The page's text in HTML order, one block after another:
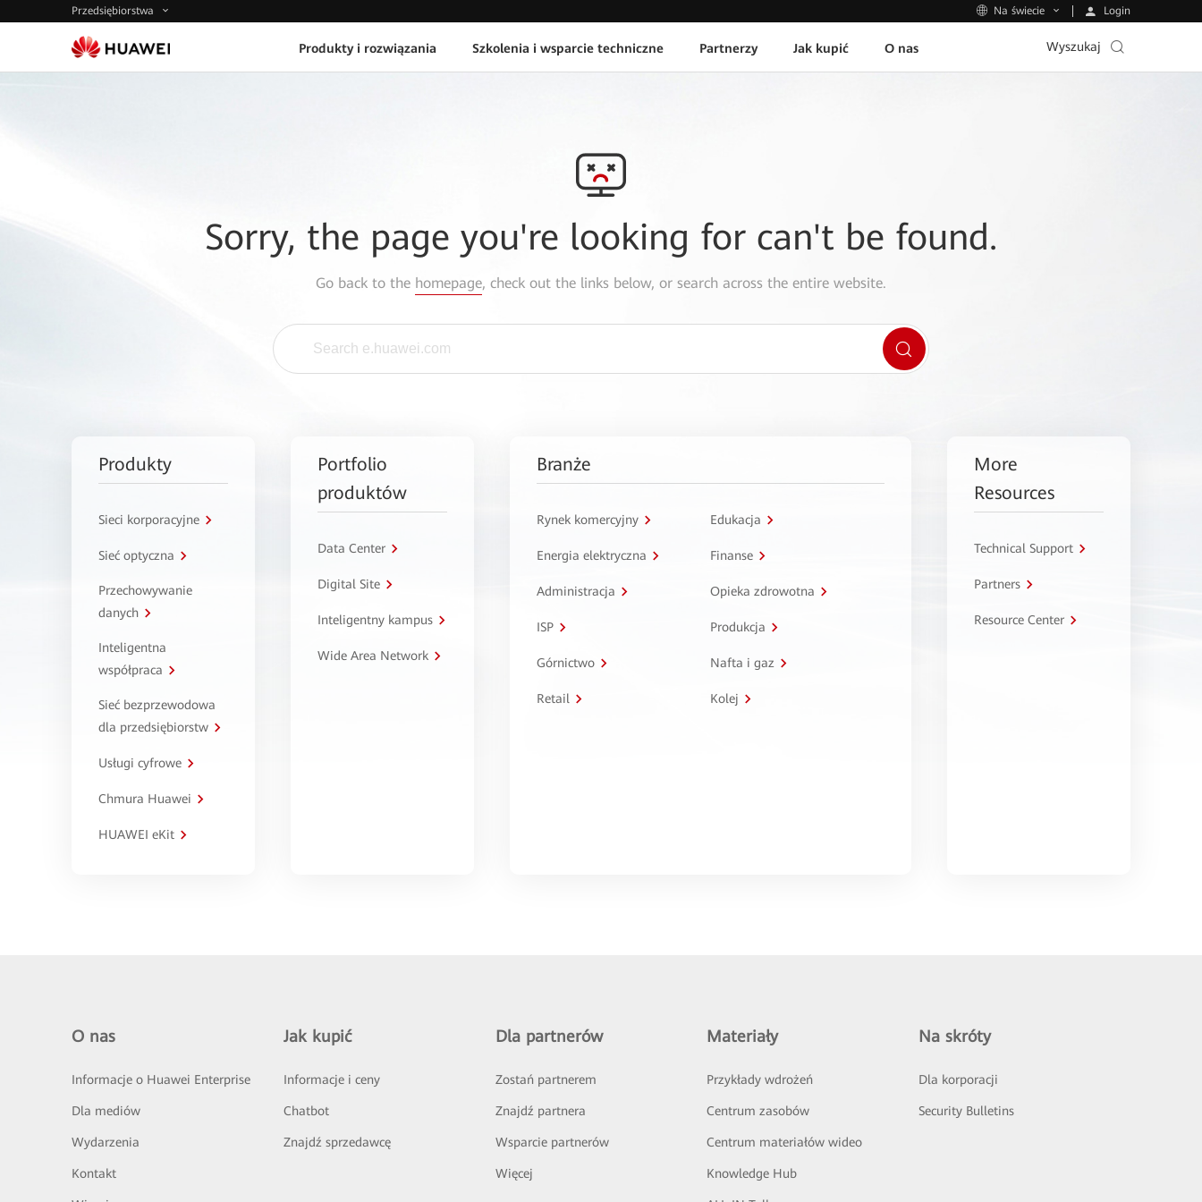
Przedsiębiorstwa Na świecie Login
Produkty i rozwiązania Szkolenia i wsparcie techniczne Partnerzy Jak kupić O nas Wyszukaj
Sorry, the page you're looking for can't be found.
Go back to the homepage, check out the links below, or search across the entire website.
Produkty
Sieci korporacyjne
Sieć optyczna
Przechowywanie
danych
Inteligentna
współpraca
Sieć bezprzewodowa
dla przedsiębiorstw
Usługi cyfrowe
Chmura Huawei
HUAWEI eKit
Portfolio
produktów
Data Center
Digital Site
Inteligentny kampus
Wide Area Network
Branże
Rynek komercyjny Edukacja
Energia elektryczna Finanse
Administracja Opieka zdrowotna
ISP Produkcja
Górnictwo Nafta i gaz
Retail Kolej
More
Resources
Technical Support
Partners
Resource Center
O nas
Informacje o Huawei Enterprise
Dla mediów
Wydarzenia
Kontakt
Jak kupić
Informacje i ceny
Chatbot
Znajdź sprzedawcę
Dla partnerów
Zostań partnerem
Znajdź partnera
Wsparcie partnerów
Więcej
Materiały
Przykłady wdrożeń
Centrum zasobów
Centrum materiałów wideo
Knowledge Hub
Na skróty
Dla korporacji
Security Bulletins